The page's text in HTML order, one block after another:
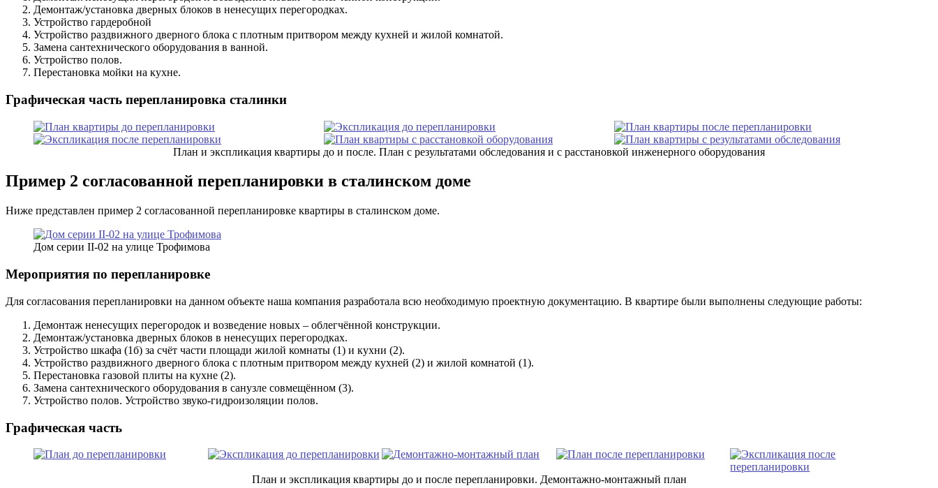
Демонтаж/установка дверных блоков в ненесущих перегородках.
Устройство гардеробной
Устройство раздвижного дверного блока с плотным притвором между кухней и жилой комнатой.
Замена сантехнического оборудования в ванной.
Устройство полов.
Перестановка мойки на кухне.
Графическая часть перепланировка сталинки
План и экспликация квартиры до и после. План с результатами обследования и с расстановкой инженерного оборудования
Пример 2 согласованной перепланировки в сталинском доме
Ниже представлен пример 2 согласованной перепланировке квартиры в сталинском доме.
Дом серии II-02 на улице Трофимова
Мероприятия по перепланировке
Для согласования перепланировки на данном объекте наша компания разработала всю необходимую проектную документацию. В квартире были выполнены следующие работы:
Демонтаж ненесущих перегородок и возведение новых – облегчённой конструкции.
Демонтаж/установка дверных блоков в ненесущих перегородках.
Устройство шкафа (1б) за счёт части площади жилой комнаты (1) и кухни (2).
Устройство раздвижного дверного блока с плотным притвором между кухней (2) и жилой комнатой (1).
Перестановка газовой плиты на кухне (2).
Замена сантехнического оборудования в санузле совмещённом (3).
Устройство полов. Устройство звуко-гидроизоляции полов.
Графическая часть
План и экспликация квартиры до и после перепланировки. Демонтажно-монтажный план